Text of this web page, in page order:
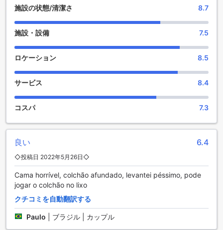
ターテイメント施設を提供しています。ホテル内には、バー
ことができます。さらに、サウナやスチームルームもあり、
疲れた体を癒すことができます。リラックスしたい方には、
スパもご利用いただけます。プロのスタッフが最高のケアを
提供し、心地よいマッサージやトリートメントで心身をリフ
のエンターテイメント施設で、快適な滞在をお楽しみくださ
い。
充実したスポーツ施設でアクティブな滞在を
ラディソン ホテル アルファヴィルは、バルエリに位置するス
スセンター、屋外プールなど、さまざまなスポーツ施設を提
供しています。屋内プールは、いつでも快適に泳ぐことがで
きる場所です。また、フィットネスセンターでは、最新のト
レーニング機器を使用して、自分のペースでエクササイズを
楽しむことができます。屋外プールは、美しい景色を眺めな
がらリラックスした時間を過ごすことができる場所です。さ
らに、ホテル周辺にはハイキングコースもあり、自然の中で
アクティブなアクティビティを楽しむことができます。さら
施設の状態/清潔さ 8.7
施設・設備 7.5
ロケーション 8.5
サービス 8.4
コスパ 7.3
良い 6.4
◇投稿日 2022年5月26日◇
Cama horrível, colchão afundado, levantei péssimo, pode
jogar o colchão no lixo
クチコミを自動翻訳する
Paulo ブラジル | カップル